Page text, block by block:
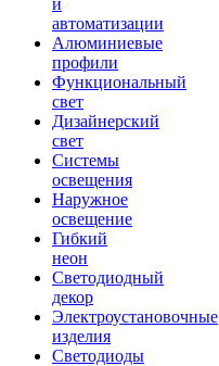
и
автоматизации
Алюминиевые
профили
Функциональный
свет
Дизайнерский
свет
Системы
освещения
Наружное
освещение
Гибкий
неон
Светодиодный
декор
Электроустановочные
изделия
Светодиоды